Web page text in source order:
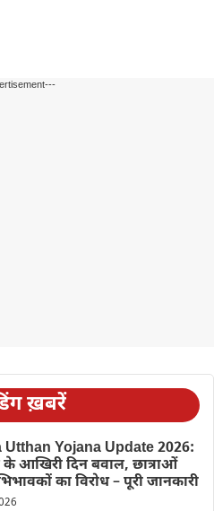
ख़बरें
Utthan Yojana Update 2026:
आखिरी दिन बवाल, छात्राओं
का विरोध – पूरी जानकारी